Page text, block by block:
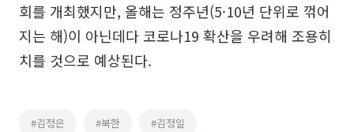
회를 개최했지만, 올해는 정주년(5·10년 단위로 꺾어
지는 해)이 아닌데다 코로나19 확산을 우려해 조용히
치를 것으로 예상된다.
#김정은 #북한 #김정일